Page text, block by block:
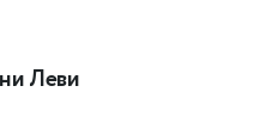
Леви